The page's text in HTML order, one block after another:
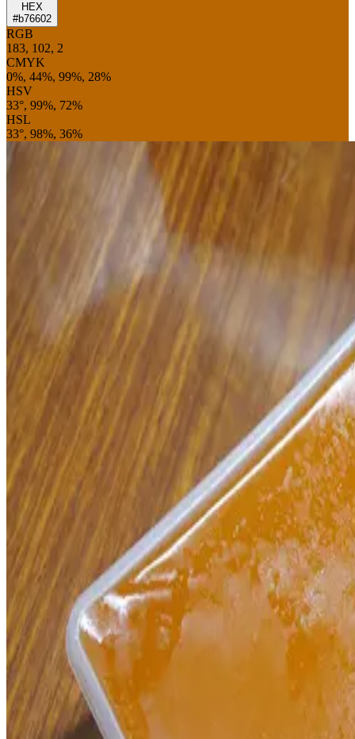
HEX
#b76602
RGB
183, 102, 2
CMYK
0%, 44%, 99%, 28%
HSV
33°, 99%, 72%
HSL
33°, 98%, 36%